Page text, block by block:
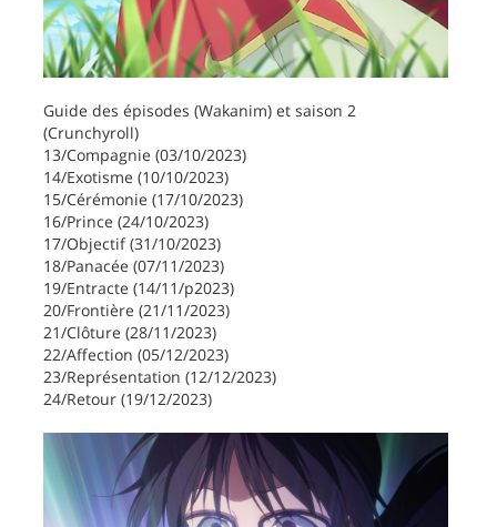
Guide des épisodes (Wakanim) et saison 2
(Crunchyroll)
13/Compagnie (03/10/2023)
14/Exotisme (10/10/2023)
15/Cérémonie (17/10/2023)
16/Prince (24/10/2023)
17/Objectif (31/10/2023)
18/Panacée (07/11/2023)
19/Entracte (14/11/p2023)
20/Frontière (21/11/2023)
21/Clôture (28/11/2023)
22/Affection (05/12/2023)
23/Représentation (12/12/2023)
24/Retour (19/12/2023)